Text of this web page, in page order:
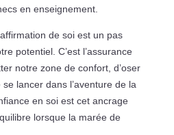
en enseignement.
de soi est un pas
potentiel. C’est l’assurance
notre zone de confort, d’oser
lancer dans l’aventure de la
en soi est cet ancrage
lorsque la marée de